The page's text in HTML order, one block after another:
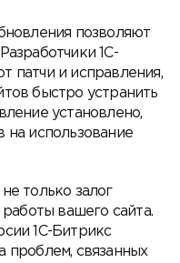
позволяют
1С-
патчи и исправления,
быстро устранить
установлено,
использование
только залог
вашего сайта.
1С-Битрикс
проблем, связанных